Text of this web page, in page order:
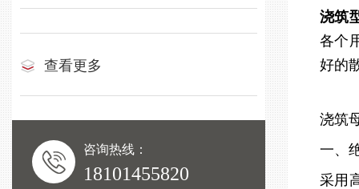
查看更多
咨询热线：
18101455820
浇筑
各个
好的
浇筑
一、
采用